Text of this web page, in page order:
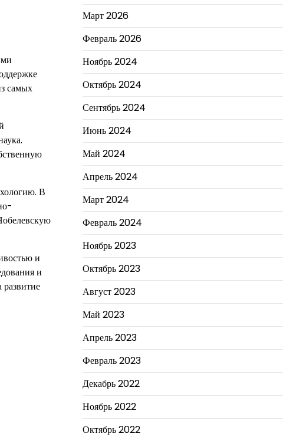
самых
В
и
и
Март 2026
Февраль 2026
Ноябрь 2024
Октябрь 2024
Сентябрь 2024
Июнь 2024
Май 2024
Апрель 2024
Март 2024
Февраль 2024
Ноябрь 2023
Октябрь 2023
Август 2023
Май 2023
Апрель 2023
Февраль 2023
Декабрь 2022
Ноябрь 2022
Октябрь 2022